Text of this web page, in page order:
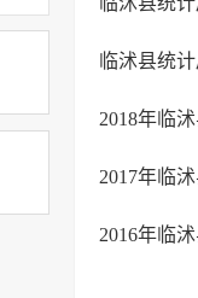
2018年临
2017年临
2016年临